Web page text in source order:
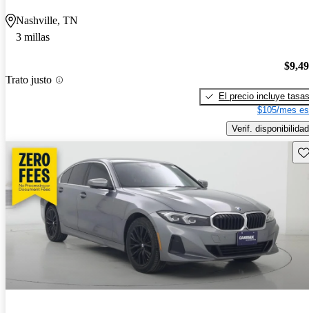
Nashville, TN
3 millas
Trato justo
El precio incluye tasas
$105/mes
Verif. disponibilidad